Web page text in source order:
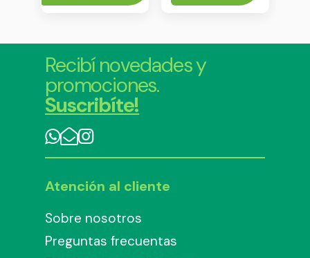
Recibí novedades y
promociones.
Suscribíte!
Atención al cliente
Sobre nosotros
Preguntas frecuentas